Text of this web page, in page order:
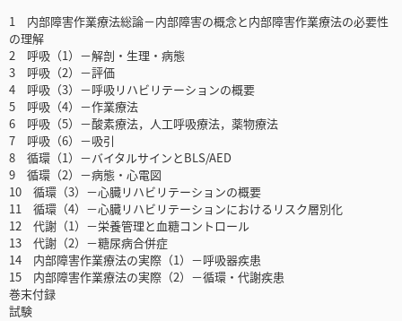
1 内部障害作業療法総論－内部障害の概念と内部障害作業療法の必要性
の理解
2 呼吸（1）－解剖・生理・病態
3 呼吸（2）－評価
4 呼吸（3）－呼吸リハビリテーションの概要
5 呼吸（4）－作業療法
6 呼吸（5）－酸素療法，人工呼吸療法，薬物療法
7 呼吸（6）－吸引
8 循環（1）－バイタルサインとBLS/AED
9 循環（2）－病態・心電図
10 循環（3）－心臓リハビリテーションの概要
11 循環（4）－心臓リハビリテーションにおけるリスク層別化
12 代謝（1）－栄養管理と血糖コントロール
13 代謝（2）－糖尿病合併症
14 内部障害作業療法の実際（1）－呼吸器疾患
15 内部障害作業療法の実際（2）－循環・代謝疾患
巻末付録
試験